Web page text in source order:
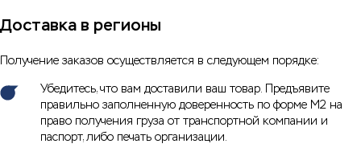
Доставка в регионы
Получение заказов осуществляется в следующем порядке:
Убедитесь, что вам доставили ваш товар. Предъявите
правильно заполненную доверенность по форме М2 на
право получения груза от транспортной компании и
паспорт, либо печать организации.